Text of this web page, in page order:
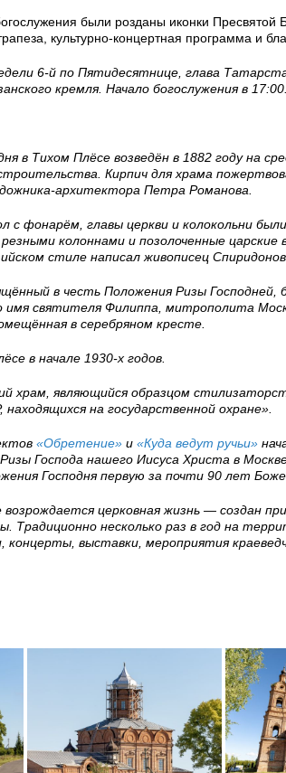
были розданы иконки
культурно-концертная программа и
6-й по Пятидесятнице, глава
кремля. Начало богослужения в 17:00.
в Тихом Плёсе возведён в 1882 году на
Кирпич для храма
архитектора Петра Романова.
с фонарём, главы церкви и колокольни
колоннами и позолоченные
стиле написал живописец Спиридонов.
в честь Положения Ризы
имя святителя Филиппа, митрополита
в серебряном кресте.
в начале 1930-х годов.
храм, являющийся образцом
на государственной охране».
«Обретение» и «Куда ведут ручьи»
Господа нашего Иисуса Христа в
Господня первую за почти 90 лет
церковная жизнь — создан
Традиционно несколько раз в год на
концерты, выставки, мероприятия